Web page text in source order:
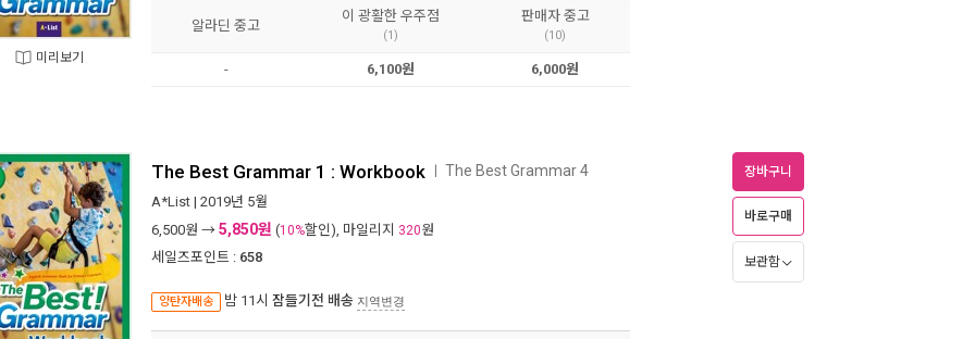
미리보기
알라딘 중고
이 광활한 우주점
(1)
판매자 중고
(10)
- 6,100원 6,000원
The Best Grammar 1 : Workbook The Best Grammar 4
A*List | 2019년 5월
6,500원 → 5,850원 (10%할인), 마일리지 320원
세일즈포인트 : 658
양탄자배송 밤 11시 잠들기전 배송 지역변경
장바구니
바로구매
보관함